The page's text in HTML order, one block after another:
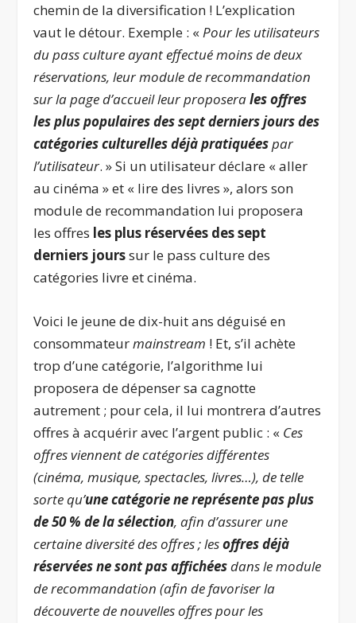
chemin de la diversification ! L’explication
vaut le détour. Exemple : «Pour les utilisateurs
du pass culture ayant effectué moins de deux
réservations, leur module de recommandation
sur la page d’accueil leur proposerales offres
les plus populaires des sept derniers jours des
catégories culturelles déjà pratiquéespar
l’utilisateur. » Si un utilisateur déclare « aller
au cinéma » et « lire des livres », alors son
module de recommandation lui proposera
les offres les plus réservées des sept
derniers jourssur le pass culture des
catégories livre et cinéma.
Voici le jeune de dix-huit ans déguisé en
consommateurmainstream ! Et, s’il achète
trop d’une catégorie, l’algorithme lui
proposera de dépenser sa cagnotte
autrement ; pour cela, il lui montrera d’autres
offres à acquérir avec l’argent public : « Ces
offres viennent de catégories différentes
(cinéma, musique, spectacles, livres…), de telle
sorte qu’une catégorie ne représente pas plus
de 50 % de la sélection, afin d’assurer une
certaine diversité des offres ; lesoffres déjà
réservées ne sont pas affichéesdans le module
de recommandation (afin de favoriser la
découverte de nouvelles offres pour les